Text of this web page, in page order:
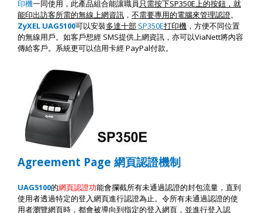
印機一同使用，此產品組合能讓職員只需按下SP350E上的按鈕，就
能印出訪客所需的無線上網資訊 ， 不需要專用的電腦來管理認證。
ZyXEL UAG5100可以安裝多達十部 SP350E打印機 ，方便不同位置
的無線用戶。如客戶想經 SMS提供上網資訊，亦可以ViaNett將內容
傳給客戶。系統更可以信用卡經PayPal付款。
Agreement Page 網頁認證機制
UAG5100的網頁認證功能會攔截所有未通過認證的封包流量，直到
使用者透過特定的登入網頁進行認證為止。令所有未通過認證的使
用者瀏覽網頁時，都會被導向到指定的登入網頁，並進行登入認